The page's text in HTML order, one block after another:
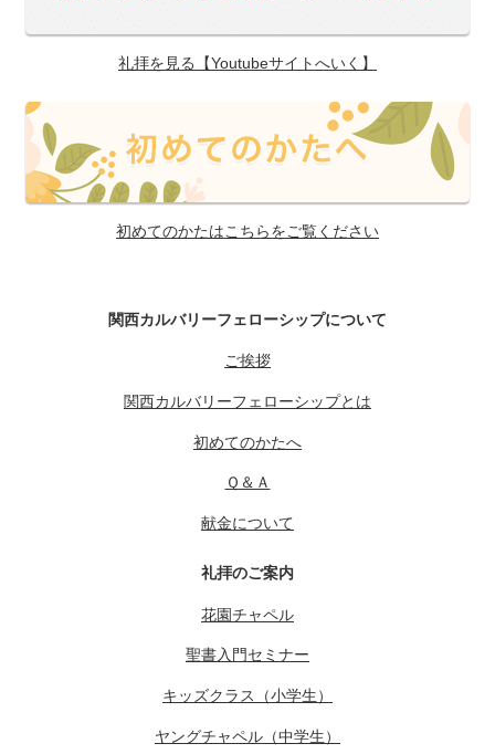
礼拝を見る【Youtubeサイトへいく】
初めてのかたはこちらをご覧ください
関西カルバリーフェローシップについて
ご挨拶
関西カルバリーフェローシップとは
初めてのかたへ
Ｑ＆Ａ
献金について
礼拝のご案内
花園チャペル
聖書入門セミナー
キッズクラス（小学生）
ヤングチャペル（中学生）